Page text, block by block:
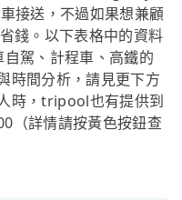
接送，不過如果想兼顧
錢。以下表格中的資料
駕、計程車、高鐵的
時間分析，請見更下方
時，tripool也有提供到
（詳情請按黃色按鈕查